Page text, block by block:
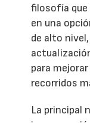
filosofía que
en una
de alto
para
recorridos
La principal